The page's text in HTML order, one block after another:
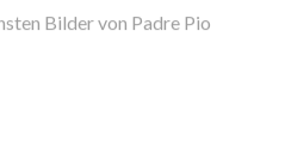
Bilder von Padre Pio